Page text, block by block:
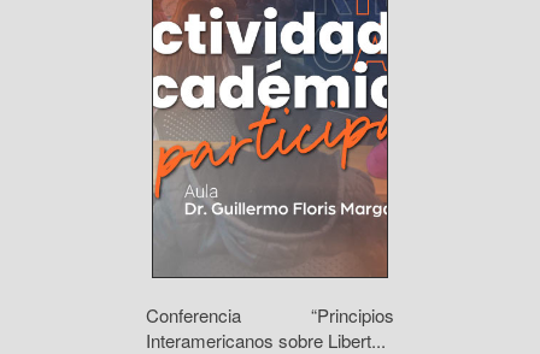
Conferencia “Principios
Interamericanos sobre Libert...